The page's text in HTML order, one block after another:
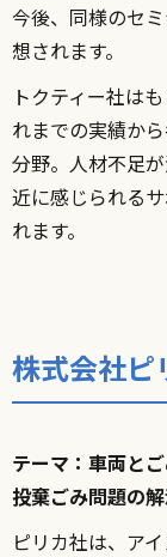
今後、同様のセ
想されます。
トクティー社は
れまでの実績か
分野。人材不足
近に感じられる
れます。
株式会社ピ
テーマ：車両と
投棄ごみ問題の
ピリカ社は、ア